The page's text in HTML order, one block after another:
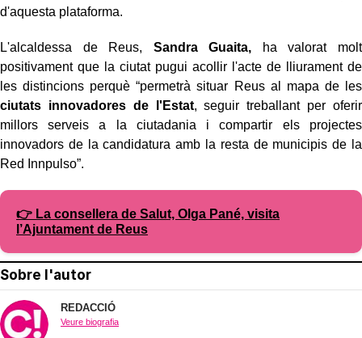
d'aquesta plataforma.
L'alcaldessa de Reus, Sandra Guaita, ha valorat molt
positivament que la ciutat pugui acollir l'acte de lliurament de
les distincions perquè “permetrà situar Reus al mapa de les
ciutats innovadores de l'Estat, seguir treballant per oferir
millors serveis a la ciutadania i compartir els projectes
innovadors de la candidatura amb la resta de municipis de la
Red Innpulso”.
👉 La consellera de Salut, Olga Pané, visita
l’Ajuntament de Reus
Sobre l'autor
REDACCIÓ
Veure biografia